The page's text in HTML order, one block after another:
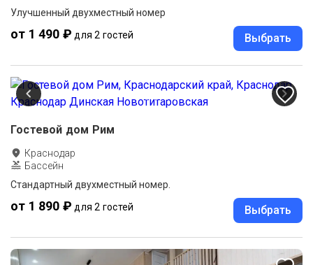
Улучшенный двухместный номер
от 1 490 ₽ для 2 гостей Выбрать
Гостевой дом Рим
Краснодар
Бассейн
Стандартный двухместный номер.
от 1 890 ₽ для 2 гостей Выбрать